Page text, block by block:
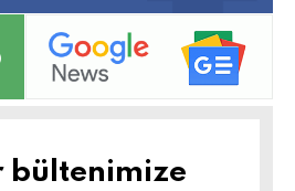
bültenimize